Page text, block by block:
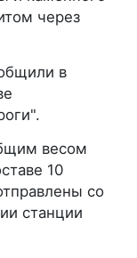
через
в
весом
10
со
станции